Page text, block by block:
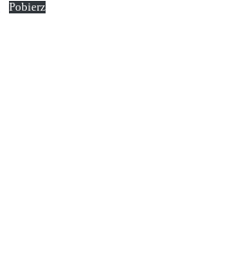
Pobierz